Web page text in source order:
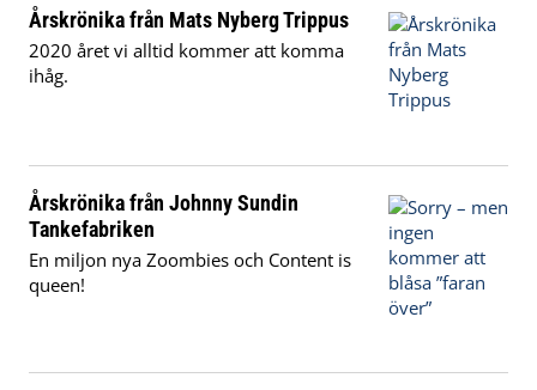
Årskrönika från Mats Nyberg Trippus
2020 året vi alltid kommer att komma
ihåg.
Årskrönika från Johnny Sundin
Tankefabriken
En miljon nya Zoombies och Content is
queen!